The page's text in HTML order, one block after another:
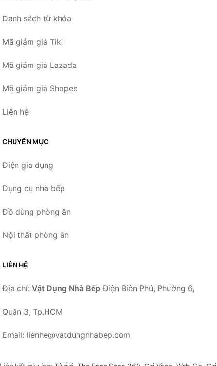
Danh sách từ khóa
Mã giảm giá Tiki
Mã giảm giá Lazada
Mã giảm giá Shopee
Liên hệ
CHUYÊN MỤC
Điện gia dụng
Dụng cụ nhà bếp
Đồ dùng phòng ăn
Nội thất phòng ăn
LIÊN HỆ
Địa chỉ: Vật Dụng Nhà Bếp Điện Biên Phủ, Phường 6,
Quận 3, Tp.HCM
Email: lienhe@vatdungnhabep.com